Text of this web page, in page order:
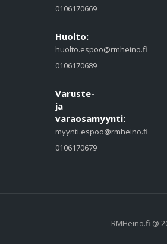
0106170669
Huolto:
huolto.espoo@rmheino.fi
0106170689
Varuste-
ja
varaosamyynti:
myynti.espoo@rmheino.fi
0106170679
RMHeino.fi @